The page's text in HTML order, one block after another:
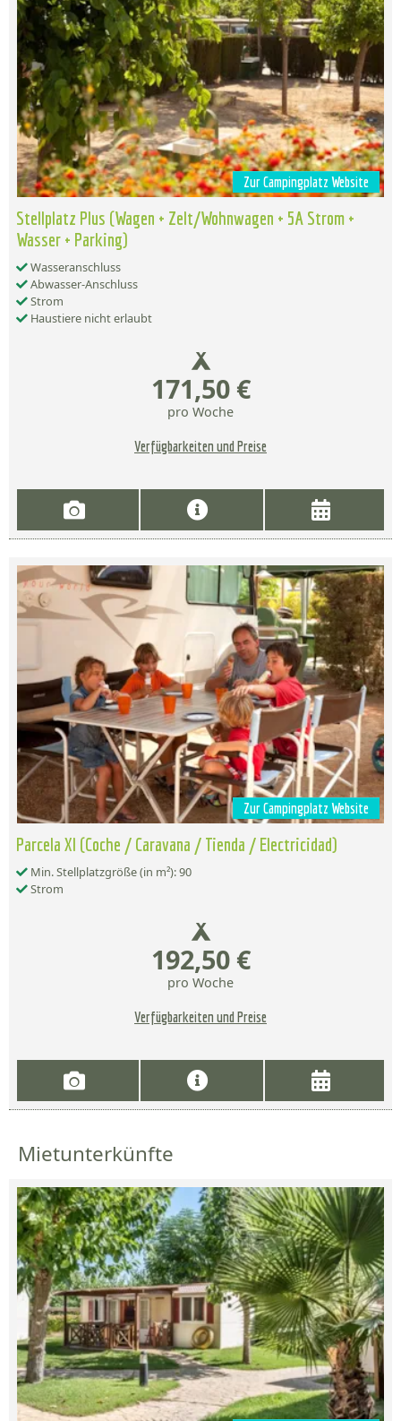
Zur Campingplatz Website
Stellplatz Plus (Wagen + Zelt/Wohnwagen + 5A Strom +
Wasser + Parking)
Wasseranschluss
Abwasser-Anschluss
Strom
Haustiere nicht erlaubt
171,50 €
pro Woche
Verfügbarkeiten und Preise
Zur Campingplatz Website
Parcela Xl (Coche / Caravana / Tienda / Electricidad)
Min. Stellplatzgröße (in m²): 90
Strom
192,50 €
pro Woche
Verfügbarkeiten und Preise
Mietunterkünfte